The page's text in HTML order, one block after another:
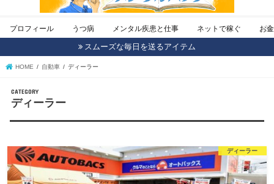
プロフィール うつ病 メンタル疾患と仕事 ネットで稼ぐ お
スムーズな毎日を送るアイテム
HOME 自動車 ディーラー
CATEGORY
ディーラー
ディーラー